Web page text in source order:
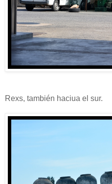
Rexs, también haciua el sur.